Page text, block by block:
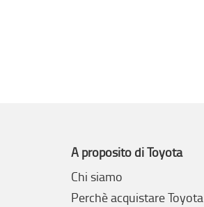
A proposito di Toyota
Chi siamo
Perchè acquistare Toyota